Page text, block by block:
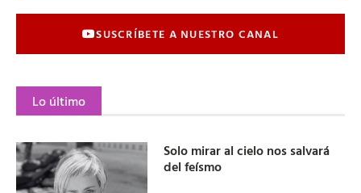
SUSCRÍBETE A NUESTRO CANAL
Lo último
Solo mirar al cielo nos salvará
del feísmo